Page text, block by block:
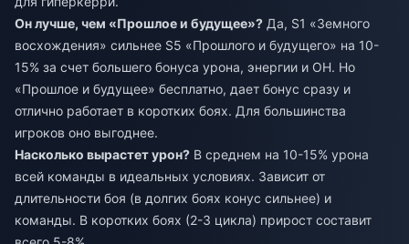
Он лучше, чем «Прошлое и будущее»? Да, S1 «Земного
восхождения» сильнее S5 «Прошлого и будущего» на 10-
15% за счет большего бонуса урона, энергии и ОН. Но
«Прошлое и будущее» бесплатно, дает бонус сразу и
отлично работает в коротких боях. Для большинства
игроков оно выгоднее.
Насколько вырастет урон? В среднем на 10-15% урона
всей команды в идеальных условиях. Зависит от
длительности боя (в долгих боях конус сильнее) и
команды. В коротких боях (2-3 цикла) прирост составит